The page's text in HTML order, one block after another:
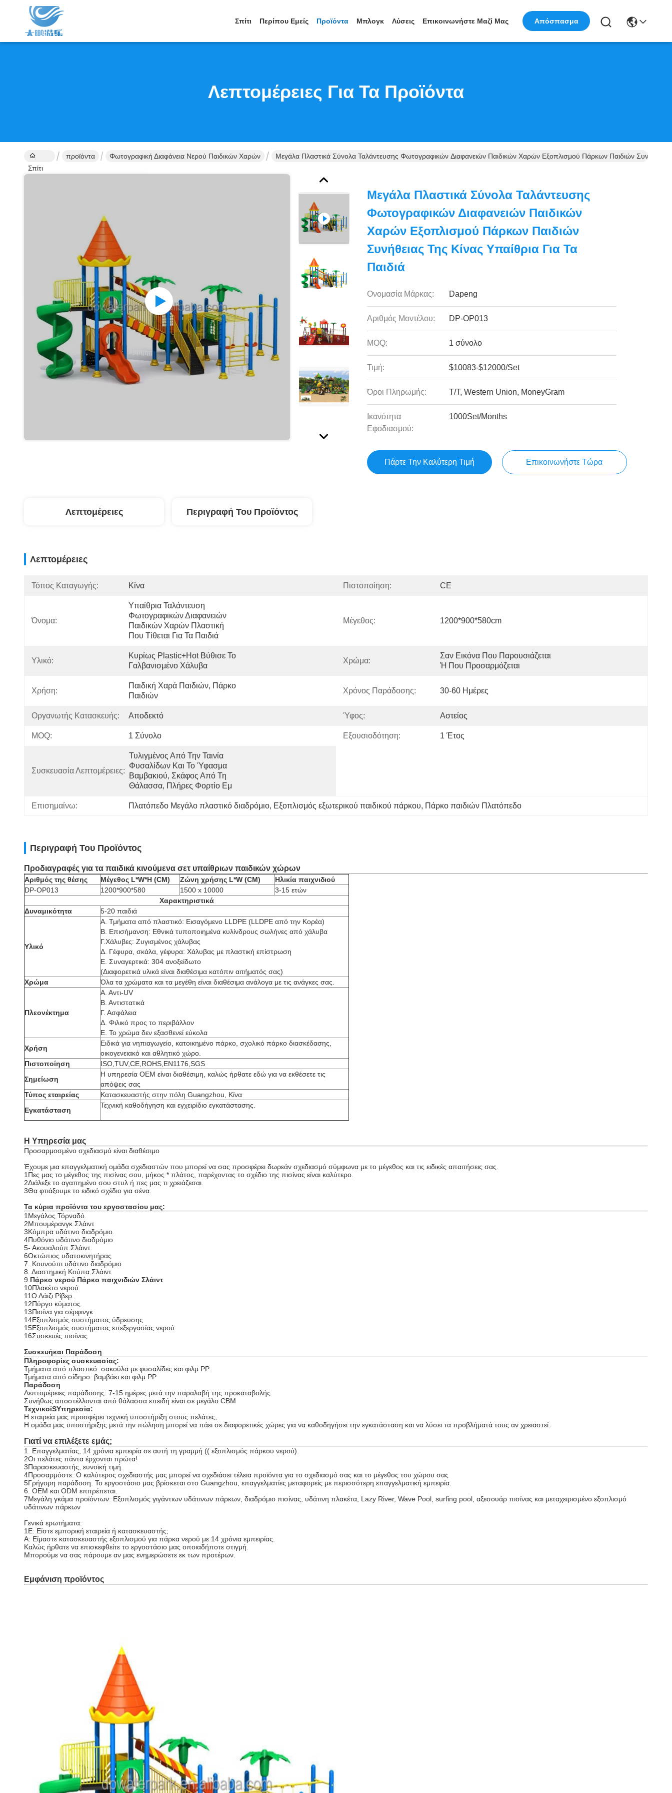
Σπίτι Περίπου Εμείς Προϊόντα Μπλογκ Λύσεις Επικοινωνήστε Μαζί Μας Απόσπασμα
Λεπτομέρειες Για Τα Προϊόντα
Σπίτι
προϊόντα Φωτογραφική Διαφάνεια Νερού Παιδικών Χαρών Μεγάλα Πλαστικά Σύνολα Ταλάντευσης Φωτογραφικών Διαφανειών Παιδικών Χαρών Εξοπλισμού Πάρκων Παιδιών Συνήθειας
Μεγάλα Πλαστικά Σύνολα Ταλάντευσης
Φωτογραφικών Διαφανειών Παιδικών
Χαρών Εξοπλισμού Πάρκων Παιδιών
Συνήθειας Της Κίνας Υπαίθρια Για Τα
Παιδιά
Ονομασία Μάρκας: Dapeng
Αριθμός Μοντέλου: DP-OP013
MOQ: 1 σύνολο
Τιμή: $10083-$12000/Set
Όροι Πληρωμής: T/T, Western Union, MoneyGram
Ικανότητα
Εφοδιασμού:
1000Set/Months
Πάρτε Την Καλύτερη Τιμή Επικοινωνήστε Τώρα
Λεπτομέρειες Περιγραφή Του Προϊόντος
Λεπτομέρειες
Τόπος Καταγωγής: Κίνα Πιστοποίηση: CE
Όνομα:
Υπαίθρια Ταλάντευση
Φωτογραφικών Διαφανειών
Παιδικών Χαρών Πλαστική
Που Τίθεται Για Τα Παιδιά
Μέγεθος: 1200*900*580cm
Υλικό:
Κυρίως Plastic+hot Βύθισε Το
Γαλβανισμένο Χάλυβα
Χρώμα:
Σαν Εικόνα Που Παρουσιάζεται
Ή Που Προσαρμόζεται
Χρήση:
Παιδική Χαρά Παιδιών, Πάρκο
Παιδιών
Χρόνος Παράδοσης: 30-60 Ημέρες
Οργανωτής Κατασκευής: Αποδεκτό Ύφος: Αστείος
MOQ: 1 Σύνολο Εξουσιοδότηση: 1 Έτος
Συσκευασία Λεπτομέρειες:
Τυλιγμένος Από Την Ταινία
Φυσαλίδων Και Το Ύφασμα
Βαμβακιού, Σκάφος Από Τη
Θάλασσα, Πλήρες Φορτίο Εμ
Επισημαίνω: Πλατόπεδο Μεγάλο πλαστικό διαδρόμιο, Εξοπλισμός εξωτερικού παιδικού πάρκου, Πάρκο παιδιών Πλατόπεδο
Περιγραφή Του Προϊόντος
Προδιαγραφές για τα παιδικά κινούμενα σετ υπαίθριων παιδικών χώρων
Αριθμός της θέσης Μέγεθος L*W*H (CM) Ζώνη χρήσης L*W (CM)
Ηλικία παιχνιδιού
DP-OP013
1200*900*580 1500 x 10000
3-15 ετών
Χαρακτηριστικά
Δυναμικότητα
5-20 παιδιά
Υλικό
Α. Τμήματα από πλαστικό: Εισαγόμενο LLDPE (LLDPE από την Κορέα)
Β. Επισήμανση: Εθνικά τυποποιημένα κυλίνδρους σωλήνες από χάλυβα
Γ.Χάλυβες: Ζυγισμένος χάλυβας
Δ. Γέφυρα, σκάλα, γέφυρα: Χάλυβας με πλαστική επίστρωση
Ε. Συναγερτικά: 304 ανοξείδωτο
(Διαφορετικά υλικά είναι διαθέσιμα κατόπιν αιτήματός σας)
Χρώμα
Όλα τα χρώματα και τα μεγέθη είναι διαθέσιμα ανάλογα με τις ανάγκες σας.
Πλεονέκτημα
Α. Αντι-UV
Β. Αντιστατικά
Γ. Ασφάλεια
Δ. Φιλικό προς το περιβάλλον
Ε. Το χρώμα δεν εξασθενεί εύκολα
Χρήση
Ειδικά για νηπιαγωγείο, κατοικημένο πάρκο, σχολικό πάρκο διασκέδασης,
οικογενειακό και αθλητικό χώρο.
Πιστοποίηση
ISO,TUV,CE,ROHS,EN1176,SGS
Σημείωση
Η υπηρεσία OEM είναι διαθέσιμη, καλώς ήρθατε εδώ για να εκθέσετε τις
απόψεις σας
Τύπος εταιρείας
Κατασκευαστής στην πόλη Guangzhou, Κίνα
Εγκατάσταση
Τεχνική καθοδήγηση και εγχειρίδιο εγκατάστασης.
Η Υπηρεσία μας
Προσαρμοσμένο σχεδιασμό είναι διαθέσιμο
Έχουμε μια επαγγελματική ομάδα σχεδιαστών που μπορεί να σας προσφέρει δωρεάν σχεδιασμό σύμφωνα με το μέγεθος και τις ειδικές απαιτήσεις σας.
1Πες μας το μέγεθος της πισίνας σου, μήκος * πλάτος, παρέχοντας το σχέδιο της πισίνας είναι καλύτερο.
2Διάλεξε το αγαπημένο σου στυλ ή πες μας τι χρειάζεσαι.
3Θα φτιάξουμε το ειδικό σχέδιο για σένα.
Τα κύρια προϊόντα του εργοστασίου μας:
1Μεγάλος Τόρναδό.
2Μπουμέρανγκ Σλάιντ
3Κόμπρα υδάτινο διαδρόμιο.
4Πυθόνιο υδάτινο διαδρόμιο
5- Ακουαλούπ Σλάιντ.
6Οκτώπιος υδατοκινητήρας
7. Κουνούπι υδάτινο διαδρόμιο
8. Διαστημική Κούπα Σλάιντ
9. Πάρκο νερού Πάρκο παιχνιδιών Σλάιντ
10Πλακέτο νερού.
11Ο Λάιζι Ρίβερ.
12Πύργο κύματος.
13Πισίνα για σέρφινγκ
14Εξοπλισμός συστήματος ύδρευσης
15Εξοπλισμός συστήματος επεξεργασίας νερού
16Συσκευές πισίνας
Συσκευήκαι Παράδοση
Πληροφορίες συσκευασίας:
Τμήματα από πλαστικό: σακούλα με φυσαλίδες και φιλμ PP.
Τμήματα από σίδηρο: βαμβάκι και φιλμ PP
Παράδοση
Λεπτομέρειες παράδοσης: 7-15 ημέρες μετά την παραλαβή της προκαταβολής
Συνήθως αποστέλλονται από θάλασσα επειδή είναι σε μεγάλο CBM
ΤεχνικοίSΥπηρεσία:
Η εταιρεία μας προσφέρει τεχνική υποστήριξη στους πελάτες,
Η ομάδα μας υποστήριξης μετά την πώληση μπορεί να πάει σε διαφορετικές χώρες για να καθοδηγήσει την εγκατάσταση και να λύσει τα προβλήματά τους αν χρειαστεί.
Γιατί να επιλέξετε εμάς;
1. Επαγγελματίας, 14 χρόνια εμπειρία σε αυτή τη γραμμή (( εξοπλισμός πάρκου νερού).
2Οι πελάτες πάντα έρχονται πρώτα!
3Παρασκευαστής, ευνοϊκή τιμή.
4Προσαρμόστε: Ο καλύτερος σχεδιαστής μας μπορεί να σχεδιάσει τέλεια προϊόντα για το σχεδιασμό σας και το μέγεθος του χώρου σας
5Γρήγορη παράδοση. Το εργοστάσιο μας βρίσκεται στο Guangzhou, επαγγελματίες μεταφορείς με περισσότερη επαγγελματική εμπειρία.
6. OEM και ODM επιτρέπεται.
7Μεγάλη γκάμα προϊόντων: Εξοπλισμός γιγάντιων υδάτινων πάρκων, διαδρόμιο πισίνας, υδάτινη πλακέτα, Lazy River, Wave Pool, surfing pool, αξεσουάρ πισίνας και μεταχειρισμένο εξοπλισμό
υδάτινων πάρκων
Γενικά ερωτήματα:
1Ε: Είστε εμπορική εταιρεία ή κατασκευαστής;
Α: Είμαστε κατασκευαστής εξοπλισμού για πάρκα νερού με 14 χρόνια εμπειρίας.
Καλώς ήρθατε να επισκεφθείτε το εργοστάσιο μας οποιαδήποτε στιγμή.
Μπορούμε να σας πάρουμε αν μας ενημερώσετε εκ των προτέρων.
Εμφάνιση προϊόντος